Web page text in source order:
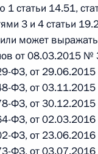
от
в Федеральный
Федерации»
1 статьи 14.51,
3 и 4 статьи
может
от 08.03.2015
ФЗ, от
ФЗ, от
ФЗ, от
ФЗ, от
ФЗ, от